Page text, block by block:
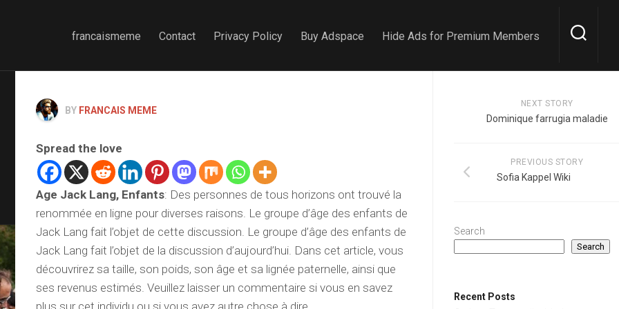
francaismeme Contact Privacy Policy Buy Adspace Hide Ads for Premium Members
BY FRANCAIS MEME
Spread the love
Age Jack Lang, Enfants: Des personnes de tous horizons ont trouvé la
renommée en ligne pour diverses raisons. Le groupe d’âge des enfants de
Jack Lang fait l’objet de cette discussion. Le groupe d’âge des enfants de
Jack Lang fait l’objet de la discussion d’aujourd’hui. Dans cet article, vous
découvrirez sa taille, son poids, son âge et sa lignée paternelle, ainsi que
ses revenus estimés. Veuillez laisser un commentaire si vous en savez
plus sur cet individu ou si vous avez autre chose à dire.
NEXT STORY
Dominique farrugia maladie
PREVIOUS STORY
Sofia Kappel Wiki
Search
Search
Recent Posts